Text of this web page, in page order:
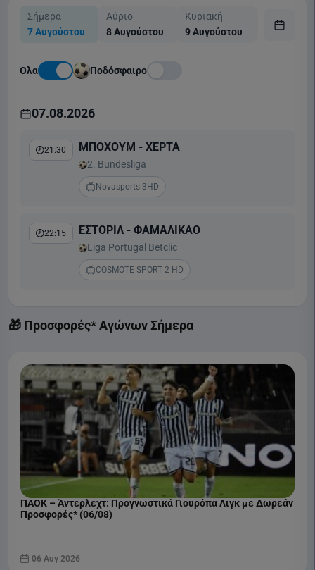
Σήμερα
7 Αυγούστου
Αύριο
8 Αυγούστου
Κυριακή
9 Αυγούστου
10
Όλα Ποδόσφαιρο
07.08.2026
21:30 ΜΠΟΧΟΥΜ - ΧΕΡΤΑ
2. Bundesliga
Novasports 3HD
22:15 ΕΣΤΟΡΙΛ - ΦΑΜΑΛΙΚΑΟ
Liga Portugal Betclic
COSMOTE SPORT 2 HD
🎁 Προσφορές* Αγώνων Σήμερα
ΠΑΟΚ – Άντερλεχτ: Προγνωστικά Γιουρόπα Λιγκ με Δωρεάν
Προσφορές* (06/08)
06 Αυγ 2026